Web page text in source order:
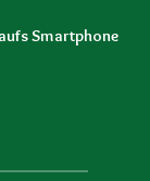
Smartphone